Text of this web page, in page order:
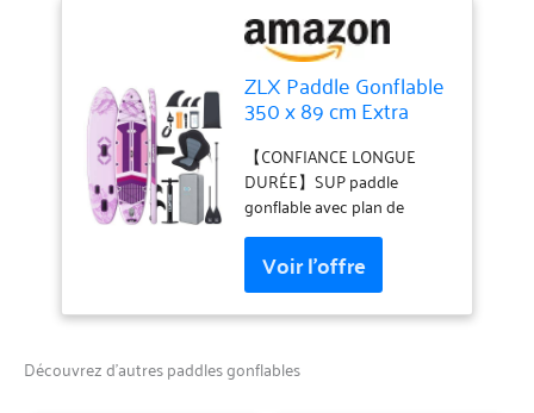
ZLX Paddle Gonflable
350 x 89 cm Extra
Large Sup | Planche
Stable Antidérapante,
Aileron Amélioré,
Accessoires Premium,
Sac & Pompe Haute
Pression, pour Adultes
Tous Niveaux avec
Siège Gonflable
【CONFIANCE LONGUE
DURÉE】SUP paddle
gonflable avec plan de
protection 3 ans ; PVC
qualité militaire +
technologie drop-stitch
【STABILITÉ MAXIMALE】
Découvrez d’autres paddles gonflables